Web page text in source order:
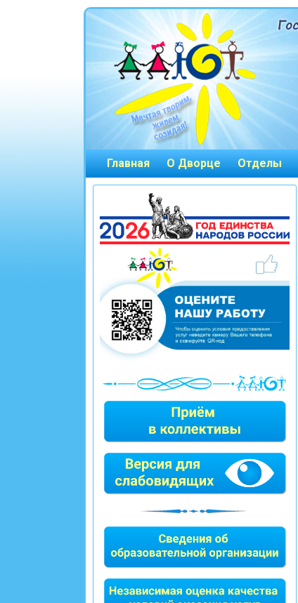
Главная О Дворце Отделы